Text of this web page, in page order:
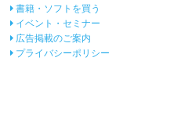
書籍・ソフトを買う
イベント・セミナー
広告掲載のご案内
プライバシーポリシー